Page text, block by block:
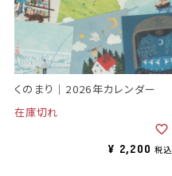
くのまり｜2026年カレンダー
在庫切れ
¥ 2,200 税込